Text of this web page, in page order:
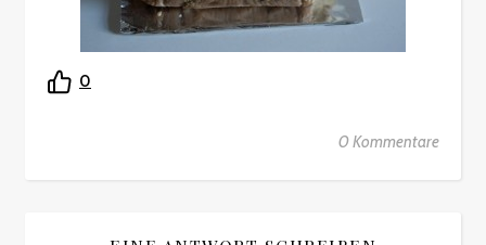
0
0 Kommentare